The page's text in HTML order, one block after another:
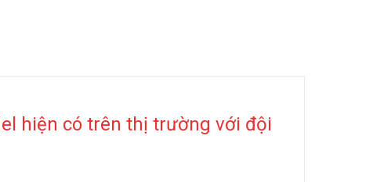
hiện có trên thị trường với đội